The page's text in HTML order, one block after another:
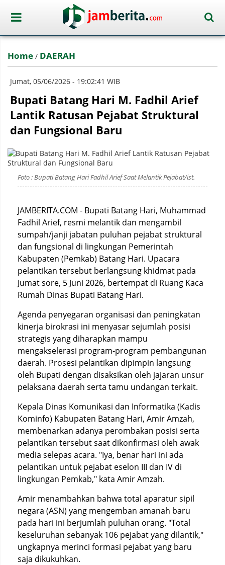
Home / DAERAH
Jumat, 05/06/2026 - 19:02:41 WIB
Bupati Batang Hari M. Fadhil Arief
Lantik Ratusan Pejabat Struktural
dan Fungsional Baru
Foto : Bupati Batang Hari Fadhil Arief Saat Melantik Pejabat/ist.
JAMBERITA.COM - Bupati Batang Hari, Muhammad
Fadhil Arief, resmi melantik dan mengambil
sumpah/janji jabatan puluhan pejabat struktural
dan fungsional di lingkungan Pemerintah
Kabupaten (Pemkab) Batang Hari. Upacara
pelantikan tersebut berlangsung khidmat pada
Jumat sore, 5 Juni 2026, bertempat di Ruang Kaca
Rumah Dinas Bupati Batang Hari.
Agenda penyegaran organisasi dan peningkatan
kinerja birokrasi ini menyasar sejumlah posisi
strategis yang diharapkan mampu
mengakselerasi program-program pembangunan
daerah. Prosesi pelantikan dipimpin langsung
oleh Bupati dengan disaksikan oleh jajaran unsur
pelaksana daerah serta tamu undangan terkait.
Kepala Dinas Komunikasi dan Informatika (Kadis
Kominfo) Kabupaten Batang Hari, Amir Amzah,
membenarkan adanya perombakan posisi serta
pelantikan tersebut saat dikonfirmasi oleh awak
media selepas acara. "Iya, benar hari ini ada
pelantikan untuk pejabat eselon III dan IV di
lingkungan Pemkab," kata Amir Amzah.
Amir menambahkan bahwa total aparatur sipil
negara (ASN) yang mengemban amanah baru
pada hari ini berjumlah puluhan orang. "Total
keseluruhan sebanyak 106 pejabat yang dilantik,"
ungkapnya merinci formasi pejabat yang baru
saja dikukuhkan.